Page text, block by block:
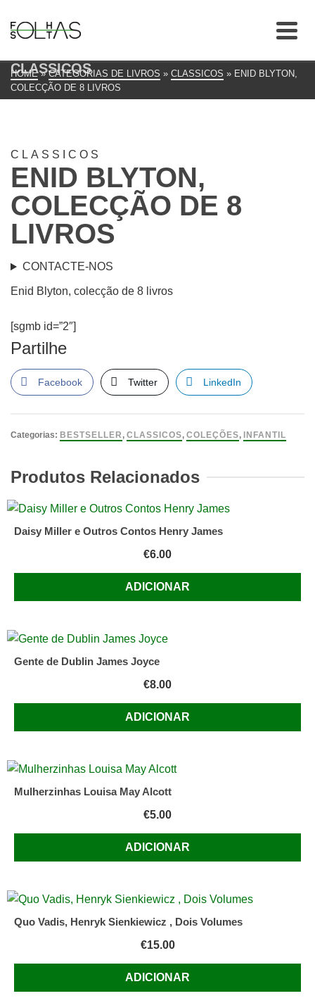
CLASSICOS
HOME » CATEGORIAS DE LIVROS » CLASSICOS » ENID BLYTON,
COLECÇÃO DE 8 LIVROS
CLASSICOS
ENID BLYTON,
COLECÇÃO DE 8
LIVROS
CONTACTE-NOS
Enid Blyton, colecção de 8 livros
[sgmb id=”2″]
Partilhe
Facebook Twitter LinkedIn
Categorias: BESTSELLER , CLASSICOS, COLEÇÕES, INFANTIL
Produtos Relacionados
Daisy Miller e Outros Contos Henry James
€6.00
ADICIONAR
Gente de Dublin James Joyce
€8.00
ADICIONAR
Mulherzinhas Louisa May Alcott
€5.00
ADICIONAR
Quo Vadis, Henryk Sienkiewicz , Dois Volumes
€15.00
ADICIONAR